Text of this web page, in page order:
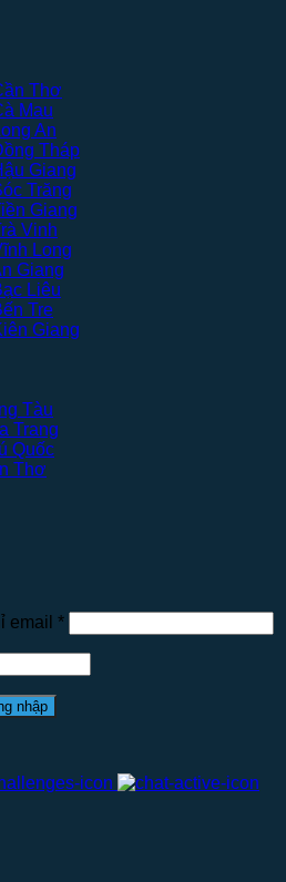
Thơ
Mau
An
Tháp
Giang
Trăng
Giang
Vinh
Long
Giang
Liêu
Tre
Giang
Tàu
Trang
Quốc
Thơ
email *
nhập